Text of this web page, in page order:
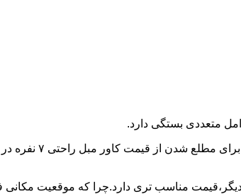
متعددی بستگی دارد.
اولین و مهم
دیگر،قیمت مناسب تری دارد.چرا که موقعیت